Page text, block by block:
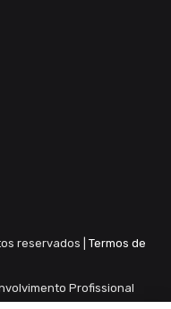
reservados | Termos de
Profissional